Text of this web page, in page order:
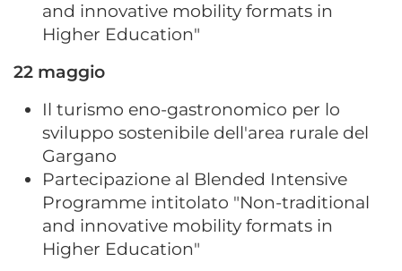
and innovative mobility formats in
Higher Education"
22 maggio
Il turismo eno-gastronomico per lo
sviluppo sostenibile dell'area rurale del
Gargano
Partecipazione al Blended Intensive
Programme intitolato "Non-traditional
and innovative mobility formats in
Higher Education"